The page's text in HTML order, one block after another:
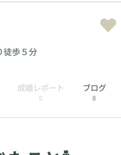
徒歩５分
成婚レポート
0
ブログ
8